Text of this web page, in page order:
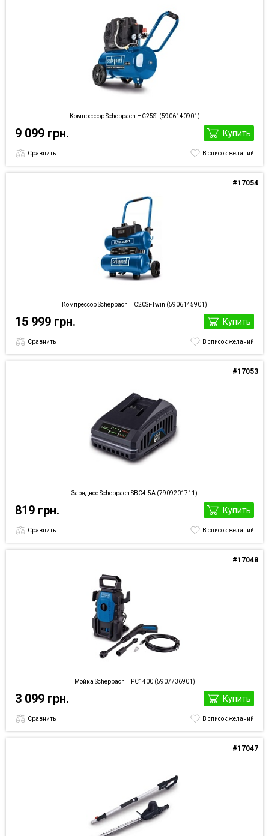
Компрессор Scheppach HC25Si (5906140901)
9 099 грн. Купить
Сравнить В список желаний
Компрессор Scheppach HC20Si-Twin (5906145901)
#17054
15 999 грн. Купить
Сравнить В список желаний
Зарядное Scheppach SBC4.5A (7909201711)
#17053
819 грн. Купить
Сравнить В список желаний
Мойка Scheppach HPC1400 (5907736901)
#17048
3 099 грн. Купить
Сравнить В список желаний
#17047